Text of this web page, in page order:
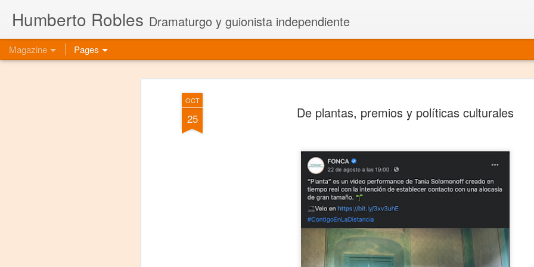
OCT
25 De plantas, premios y políticas culturales
Humberto Robles Dramaturgo y guionista independiente
Magazine Pages
1
más
Colabora con varias
y colabora con ArgosIs
El dramaturgo mexicano